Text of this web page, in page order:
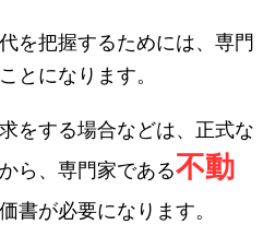
を把握するためには、専門
とになります。
をする場合などは、正式な
ら、専門家である不動
書が必要になります。